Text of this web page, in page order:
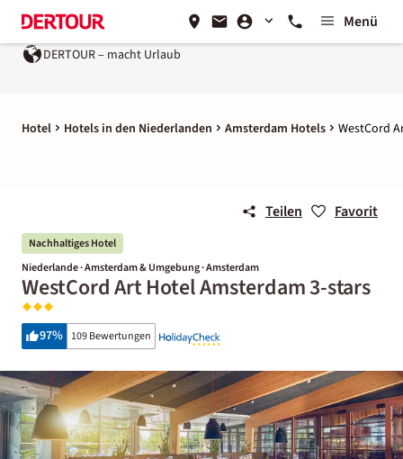
Menü
DERTOUR – macht Urlaub
Hotel Hotels in den Niederlanden Amsterdam Hotels WestCord
Teilen Favorit
Nachhaltiges Hotel
Niederlande · Amsterdam & Umgebung · Amsterdam
WestCord Art Hotel Amsterdam 3-stars
97% 109 Bewertungen